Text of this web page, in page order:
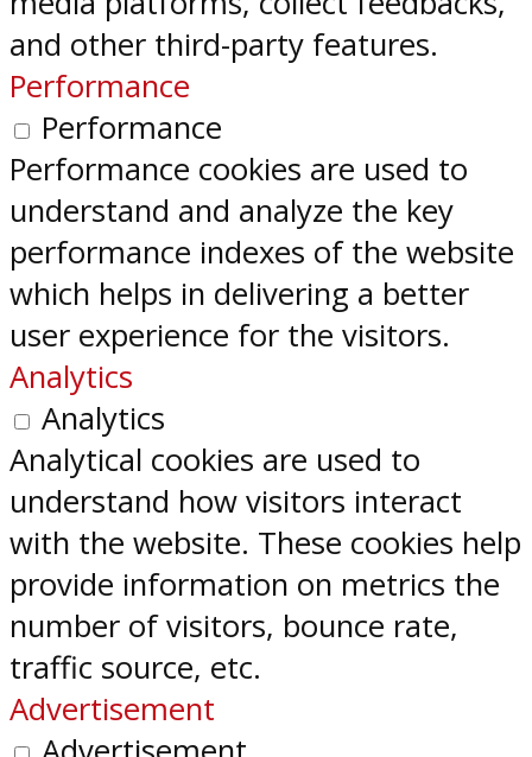
and other third-party features.
Performance
Performance
Performance cookies are used to
understand and analyze the key
performance indexes of the website
which helps in delivering a better
user experience for the visitors.
Analytics
Analytics
Analytical cookies are used to
understand how visitors interact
with the website. These cookies help
provide information on metrics the
number of visitors, bounce rate,
traffic source, etc.
Advertisement